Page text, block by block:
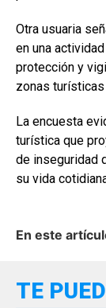
Otra usuaria
en una
protección y
zonas
La encuesta
turística que
de inseguridad
su vida
En este
TE